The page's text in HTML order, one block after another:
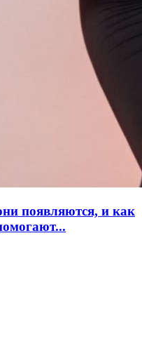
появляются, и как